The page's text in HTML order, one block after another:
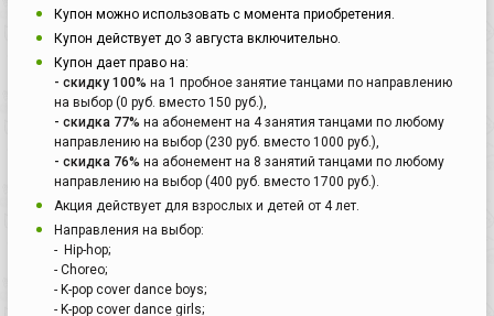
Купон можно использовать с момента приобретения.
Купон действует до 3 августа включительно.
Купон дает право на:
- скидку 100% на 1 пробное занятие танцами по направлению
на выбор (0 руб. вместо 150 руб.),
- скидка 77% на абонемент на 4 занятия танцами по любому
направлению на выбор (230 руб. вместо 1000 руб.),
- скидка 76% на абонемент на 8 занятий танцами по любому
направлению на выбор (400 руб. вместо 1700 руб.).
Акция действует для взрослых и детей от 4 лет.
Направления на выбор:
- Hip-hop;
- Choreo;
- K-pop cover dance boys;
- K-pop cover dance girls;